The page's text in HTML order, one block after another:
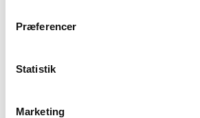
Præferencer
Statistik
Marketing